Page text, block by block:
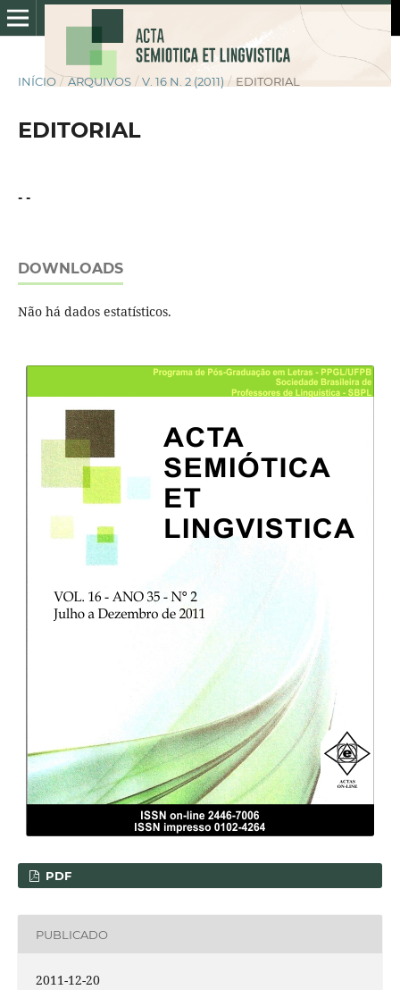
INÍCIO / ARQUIVOS / V. 16 N. 2 (2011) / EDITORIAL
EDITORIAL
- -
DOWNLOADS
Não há dados estatísticos.
PDF
PUBLICADO
2011-12-20